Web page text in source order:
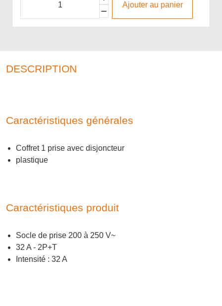
Ajouter au panier
DESCRIPTION
Caractéristiques générales
Coffret 1 prise avec disjoncteur
plastique
Caractéristiques produit
Socle de prise 200 à 250 V~
32 A - 2P+T
Intensité : 32 A